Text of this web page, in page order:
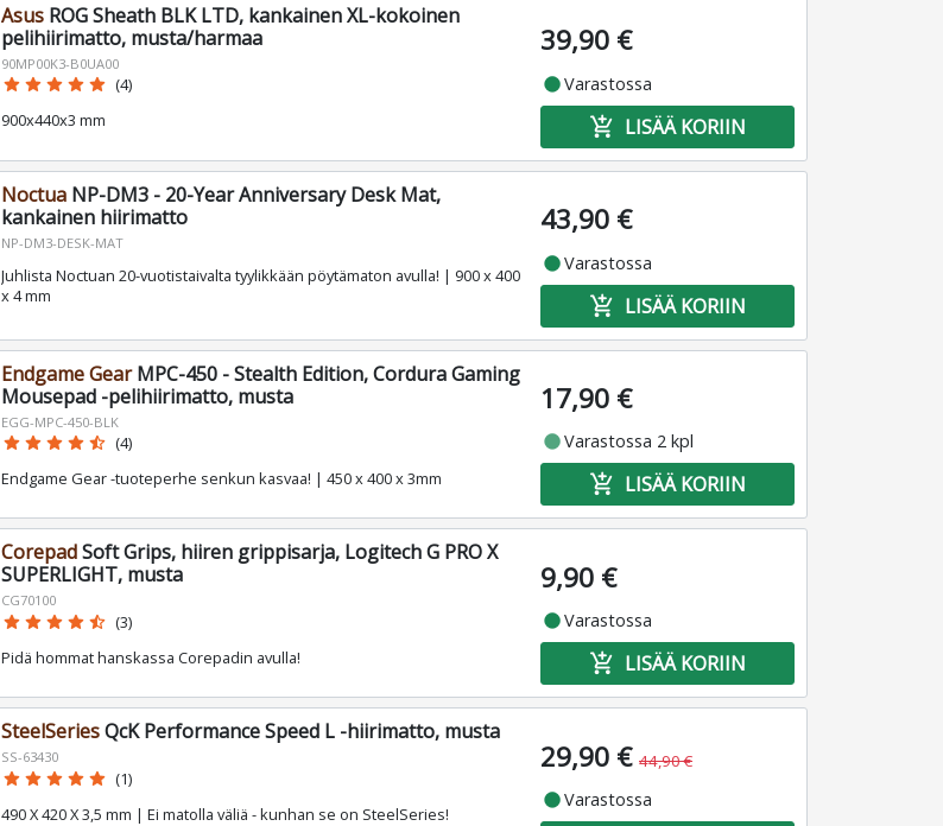
AsusROG Sheath BLK LTD, kankainen XL-kokoinen
pelihiirimatto, musta/harmaa
90MP00K3-B0UA00
star star star star star (4)
900x440x3 mm
39,90 €
fiber_manual_recordVarastossa
add_shopping_cart LISÄÄ KORIIN
NoctuaNP-DM3 - 20-Year Anniversary Desk Mat,
kankainen hiirimatto
NP-DM3-DESK-MAT
Juhlista Noctuan 20-vuotistaivalta tyylikkään pöytämaton avulla! | 900 x 400
x 4 mm
43,90 €
fiber_manual_recordVarastossa
add_shopping_cart LISÄÄ KORIIN
Endgame GearMPC-450 - Stealth Edition, Cordura Gaming
Mousepad -pelihiirimatto, musta
EGG-MPC-450-BLK
star star star star star_half (4)
Endgame Gear -tuoteperhe senkun kasvaa! | 450 x 400 x 3mm
17,90 €
fiber_manual_recordVarastossa 2 kpl
add_shopping_cart LISÄÄ KORIIN
CorepadSoft Grips, hiiren grippisarja, Logitech G PRO X
SUPERLIGHT, musta
CG70100
star star star star star_half (3)
Pidä hommat hanskassa Corepadin avulla!
9,90 €
fiber_manual_recordVarastossa
add_shopping_cart LISÄÄ KORIIN
SteelSeriesQcK Performance Speed L -hiirimatto, musta
SS-63430
star star star star star (1)
490 X 420 X 3,5 mm | Ei matolla väliä - kunhan se on SteelSeries!
29,90 € 44,90 €
fiber_manual_recordVarastossa